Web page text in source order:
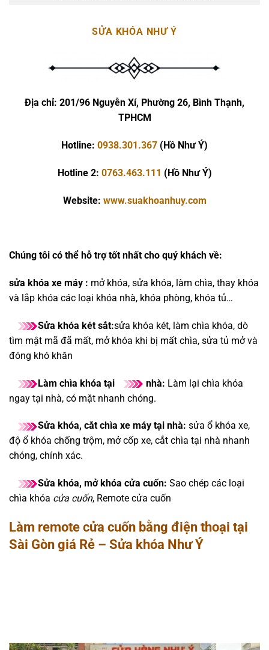
SỬA KHÓA NHƯ Ý
Địa chỉ: 201/96 Nguyễn Xí, Phường 26, Bình Thạnh,
TPHCM
Hotline: 0938.301.367 (Hồ Như Ý)
Hotline 2: 0763.463.111 (Hồ Như Ý)
Website: www.suakhoanhuy.com
Chúng tôi có thể hỗ trợ tốt nhất cho quý khách về:
sửa khóa xe máy : mở khóa, sửa khóa, làm chìa, thay khóa
và lắp khóa các loại khóa nhà, khóa phòng, khóa tủ…
Sửa khóa két sắt:sửa khóa két, làm chìa khóa, dò
tìm mật mã đã mất, mở khóa khi bị mất chìa, sửa tủ mở và
đóng khó khăn
Làm chìa khóa tại nhà: Làm lại chìa khóa
ngay tại nhà, có mặt nhanh chóng.
Sửa khóa, cắt chìa xe máy tại nhà: sửa ổ khóa xe,
độ ổ khóa chống trộm, mở cốp xe, cắt chìa tại nhà nhanh
chóng, chính xác.
Sửa khóa, mở khóa cửa cuốn: Sao chép các loại
chìa khóa cửa cuốn, Remote cửa cuốn
Làm remote cửa cuốn bằng điện thoại tại
Sài Gòn giá Rẻ – Sửa khóa Như Ý